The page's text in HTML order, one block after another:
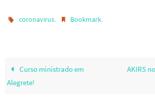
coronavirus. Bookmark.
Curso ministrado em
Alegrete!
AKIRS